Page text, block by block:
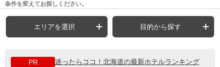
条件を変えてお探しください。
エリアを選択 目的から探す
PR
迷ったらココ！北海道の最新ホテルランキング